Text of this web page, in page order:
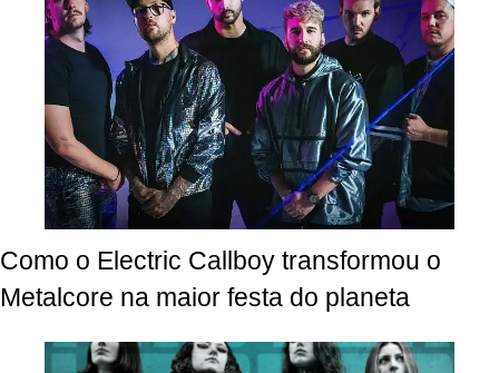
Como o Electric Callboy transformou o
Metalcore na maior festa do planeta